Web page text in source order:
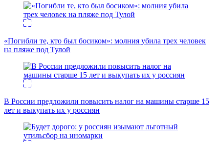
«Погибли те, кто был босиком»: молния убила трех человек
на пляже под Тулой
В России предложили повысить налог на машины старше 15
лет и выкупать их у россиян